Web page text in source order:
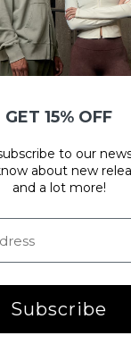
Newsletter
Newsletter!
Nachrichten
GET 15% OFF
to our
about new
and a lot more!
Subscribe